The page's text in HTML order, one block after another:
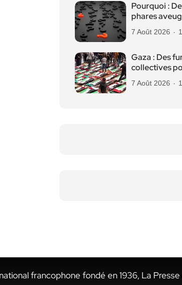
Pourquoi :
phares
7 Août 2026
Gaza : Des
collectives
7 Août 2026
francophone fondé en 1936, La